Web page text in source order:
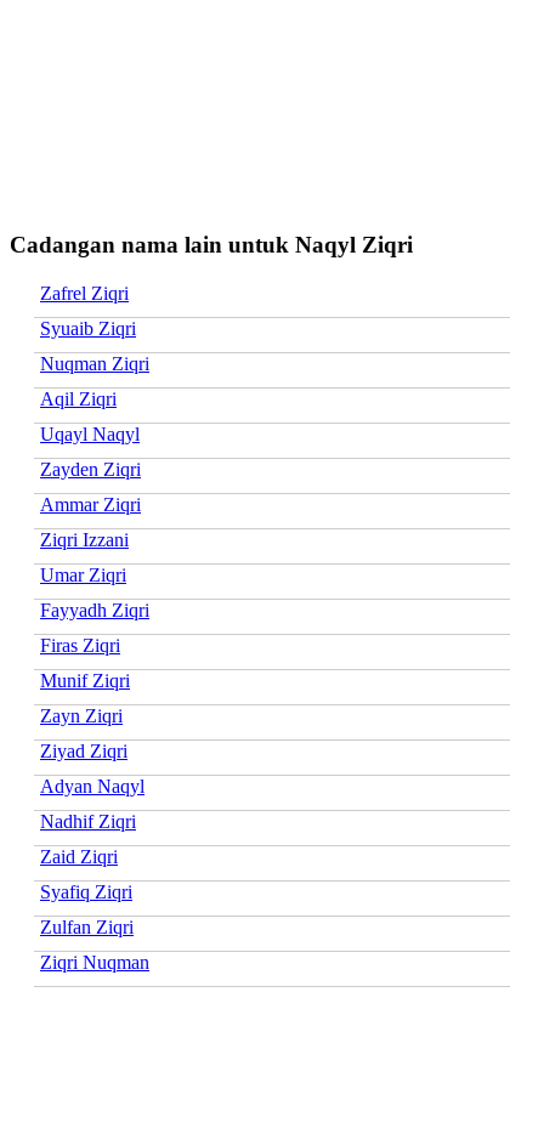
Cadangan nama lain untuk Naqyl Ziqri
Zafrel Ziqri
Syuaib Ziqri
Nuqman Ziqri
Aqil Ziqri
Uqayl Naqyl
Zayden Ziqri
Ammar Ziqri
Ziqri Izzani
Umar Ziqri
Fayyadh Ziqri
Firas Ziqri
Munif Ziqri
Zayn Ziqri
Ziyad Ziqri
Adyan Naqyl
Nadhif Ziqri
Zaid Ziqri
Syafiq Ziqri
Zulfan Ziqri
Ziqri Nuqman